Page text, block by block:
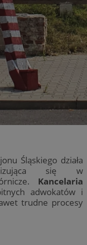
Śląskiego działa
się w
Kancelaria
adwokatów i
trudne procesy